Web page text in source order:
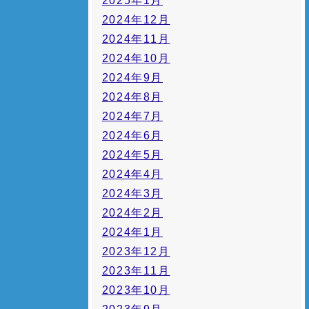
2024年12月
2024年11月
2024年10月
2024年9月
2024年8月
2024年7月
2024年6月
2024年5月
2024年4月
2024年3月
2024年2月
2024年1月
2023年12月
2023年11月
2023年10月